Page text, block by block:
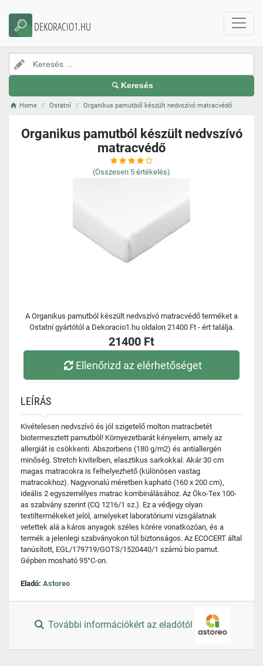
DEKORACIO1.HU
Keresés
Home Ostatní Organikus pamutból készült nedvszívó matracvédő
Organikus pamutból készült nedvszívó
matracvédő
(Összesen 5 értékelés)
A Organikus pamutból készült nedvszívó matracvédő terméket a
Ostatní gyártótól a Dekoracio1.hu oldalon 21400 Ft - ért találja.
21400 Ft
Ellenőrizd az elérhetőséget
LEÍRÁS
Kivételesen nedvszívó és jól szigetelő molton matracbetét
biotermesztett pamutból! Környezetbarát kényelem, amely az
allergiát is csökkenti. Abszorbens (180 g/m2) és antiallergén
minőség. Stretch kivitelben, elasztikus sarkokkal. Akár 30 cm
magas matracokra is felhelyezhető (különösen vastag
matracokhoz). Nagyvonalú méretben kapható (160 x 200 cm),
ideális 2 egyszemélyes matrac kombinálásához. Az Öko-Tex 100-
as szabvány szerint (CQ 1216/1 sz.). Ez a védjegy olyan
textiltermékeket jelöl, amelyeket laboratóriumi vizsgálatnak
vetettek alá a káros anyagok széles körére vonatkozóan, és a
termék a jelenlegi szabványokon túl biztonságos. Az ECOCERT által
tanúsított, EGL/179719/GOTS/1520440/1 számú bio pamut.
Gépben mosható 95°C-on.
Eladó: Astoreo
További információkért az eladótól